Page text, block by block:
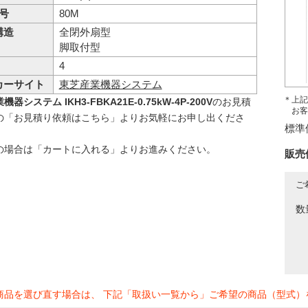
＊上
お
標
販
数
80M
造
全閉外扇型
脚取付型
4
サイト
東芝産業機器システム
機器システム IKH3-FBKA21E-0.75kW-4P-200Vのお見積
「お見積り依頼はこちら」よりお気軽にお申し出くださ
場合は「カートに入れる」よりお進みください。
品を選び直す場合は、 下記「取扱い一覧から」ご希望の商品（型式